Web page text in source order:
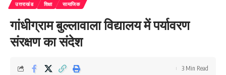
उत्तराखंड शिक्षा सामाजिक
गांधीग्राम बुल्लावाला विद्यालय में पर्यावरण
संरक्षण का संदेश
3 Min Read